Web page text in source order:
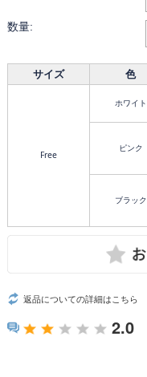
数量:
サイズ 色
Free
ホワイト
ピンク
ブラック
返品についての詳細はこちら
2.0